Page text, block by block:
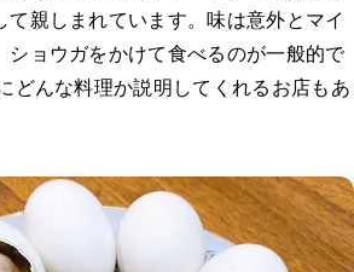
親しまれています。味は意外とマイ
ショウガをかけて食べるのが一般的で
どんな料理か説明してくれるお店もあ